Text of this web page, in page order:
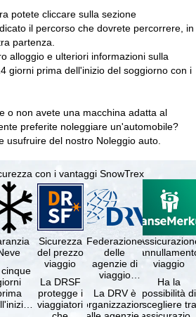
potete cliccare sulla sezione
il percorso che dovrete percorrere, in
partenza.
alloggio e ulteriori informazioni sulla
giorni prima dell'inizio del soggiorno con i
o non avete una macchina adatta al
preferite noleggiare un'automobile?
usufruire del nostro Noleggio auto
con i vantaggi SnowTrex
Sicurezza
del prezzo
viaggio
La DRSF
protegge i
viaggiatori
Federazione
delle
agenzie di
viaggio
La DRV è
l'organizzazione
viaggio
Ha la
possibilità di
scegliere tra